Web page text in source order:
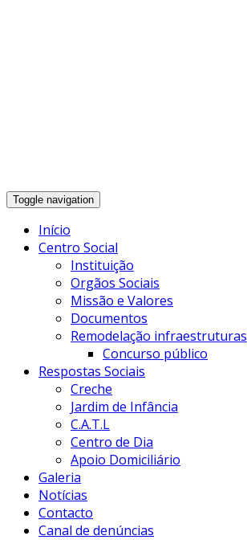
Toggle navigation
Início
Centro Social
Instituição
Orgãos Sociais
Missão e Valores
Documentos
Remodelação infraestruturas
Concurso público
Respostas Sociais
Creche
Jardim de Infância
C.A.T.L
Centro de Dia
Apoio Domiciliário
Galeria
Notícias
Contacto
Canal de denúncias